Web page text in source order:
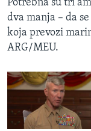
Potrebna su tri
dva manja – da
koja prevozi
ARG/MEU.